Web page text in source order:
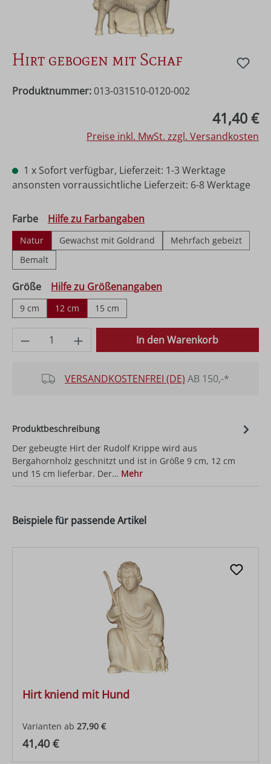
Hirt gebogen mit Schaf
Produktnummer: 013-031510-0120-002
41,40 €
Preise inkl. MwSt. zzgl. Versandkosten
1 x Sofort verfügbar, Lieferzeit: 1-3 Werktage
ansonsten vorraussichtliche Lieferzeit: 6-8 Werktage
Farbeauswählen
Hilfe zu Farbangaben
Natur Gewachst mit Goldrand
Mehrfach gebeizt
Bemalt
Größeauswählen
Hilfe zu Größenangaben
9 cm 12 cm 15 cm
Produkt Anzahl: Gib den gewünschten
In den Warenkorb
VERSANDKOSTENFREI (DE) AB 150,-*
Produktbeschreibung
Der gebeugte Hirt der Rudolf Krippe wird aus
Bergahornholz geschnitzt und ist in Größe 9 cm, 12 cm
und 15 cm lieferbar. Der… Mehr
Beispiele für passende Artikel
Hirt kniend mit Hund
Varianten ab 27,90 €
Regulärer Preis:
41,40 €